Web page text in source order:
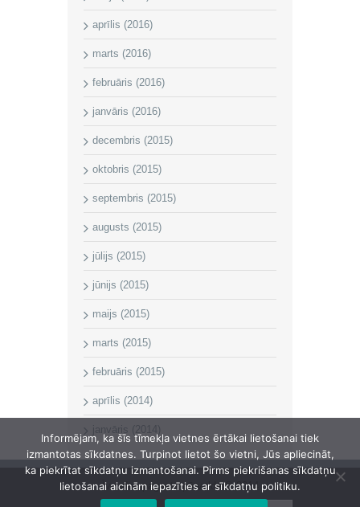
aprīlis (2016)
marts (2016)
februāris (2016)
janvāris (2016)
decembris (2015)
oktobris (2015)
septembris (2015)
augusts (2015)
jūlijs (2015)
jūnijs (2015)
maijs (2015)
marts (2015)
februāris (2015)
aprīlis (2014)
janvāris (2014)
Īvandes pagasta pārvalde © 2014
Informējam, ka šīs tīmekļa vietnes ērtākai lietošanai tiek
izmantotas sīkdatnes. Turpinot lietot šo vietni, Jūs apliecināt,
ka piekrītat sīkdatņu izmantošanai. Pirms piekrišanas sīkdatņu
lietošanai aicinām iepazīties ar sīkdatņu politiku.